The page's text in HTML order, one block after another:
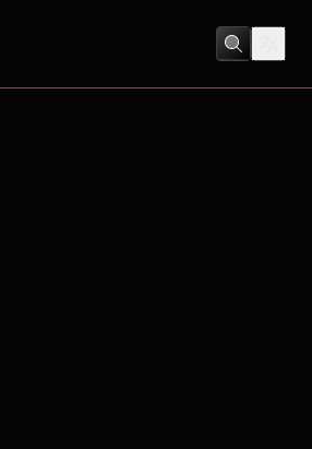
喜劇